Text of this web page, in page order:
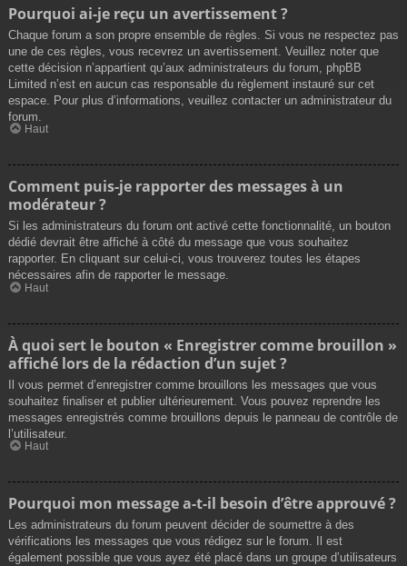
Pourquoi ai-je reçu un avertissement ?
Chaque forum a son propre ensemble de règles. Si vous ne respectez pas
une de ces règles, vous recevrez un avertissement. Veuillez noter que
cette décision n’appartient qu’aux administrateurs du forum, phpBB
Limited n’est en aucun cas responsable du règlement instauré sur cet
espace. Pour plus d’informations, veuillez contacter un administrateur du
forum.
Haut
Comment puis-je rapporter des messages à un
modérateur ?
Si les administrateurs du forum ont activé cette fonctionnalité, un bouton
dédié devrait être affiché à côté du message que vous souhaitez
rapporter. En cliquant sur celui-ci, vous trouverez toutes les étapes
nécessaires afin de rapporter le message.
Haut
À quoi sert le bouton « Enregistrer comme brouillon »
affiché lors de la rédaction d’un sujet ?
Il vous permet d’enregistrer comme brouillons les messages que vous
souhaitez finaliser et publier ultérieurement. Vous pouvez reprendre les
messages enregistrés comme brouillons depuis le panneau de contrôle de
l’utilisateur.
Haut
Pourquoi mon message a-t-il besoin d’être approuvé ?
Les administrateurs du forum peuvent décider de soumettre à des
vérifications les messages que vous rédigez sur le forum. Il est
également possible que vous ayez été placé dans un groupe d’utilisateurs